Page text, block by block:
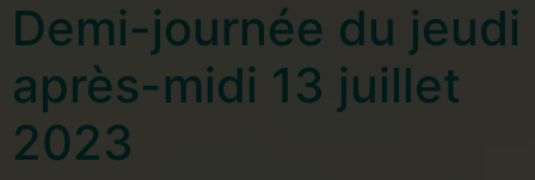
Demi-journée du jeudi
après-midi 13 juillet
2023